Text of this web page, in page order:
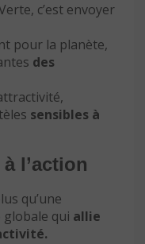
c’est envoyer
pour la planète,
des
sensibles à
l’action
qu’une
globale qui allie